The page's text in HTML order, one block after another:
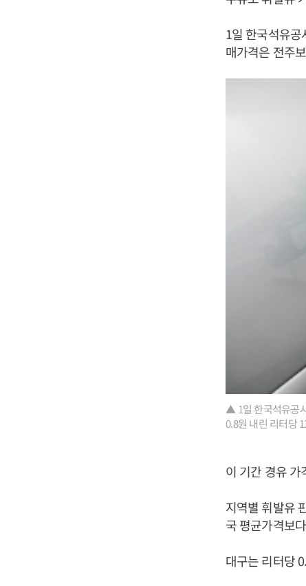
1일 한국석유
매가격은 전주
▲ 1일 한국석유공
0.8원 내린 리터당
이 기간 경유 가
지역별 휘발유
국 평균가격보
대구는 리터당